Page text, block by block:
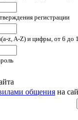
регистрации
z, A-Z) и цифры, от 6 до
общения на